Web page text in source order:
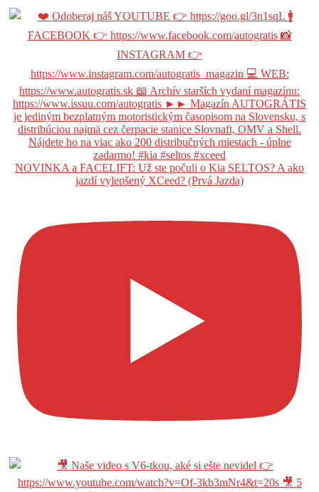
NOVINKA a FACELIFT: Už ste počuli o Kia SELTOS? A ako
jazdí vylepšený XCeed? (Prvá Jazda)